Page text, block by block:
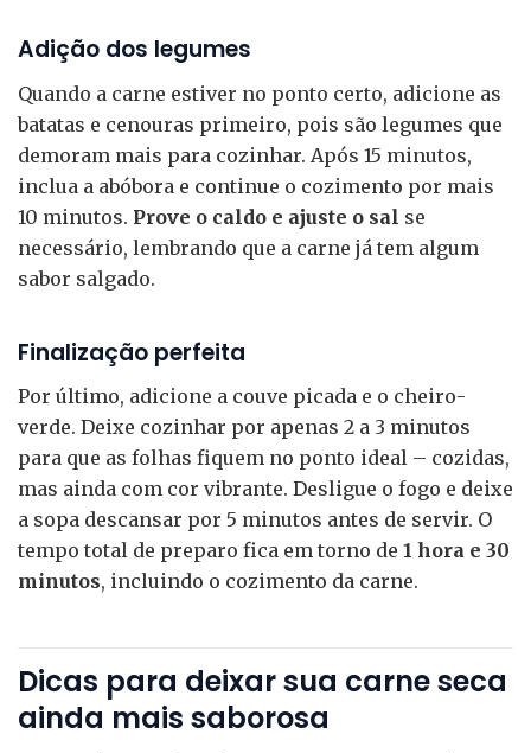
Adição dos legumes
Quando a carne estiver no ponto certo, adicione as
batatas e cenouras primeiro, pois são legumes que
demoram mais para cozinhar. Após 15 minutos,
inclua a abóbora e continue o cozimento por mais
10 minutos. Prove o caldo e ajuste o sal se
necessário, lembrando que a carne já tem algum
sabor salgado.
Finalização perfeita
Por último, adicione a couve picada e o cheiro-
verde. Deixe cozinhar por apenas 2 a 3 minutos
para que as folhas fiquem no ponto ideal – cozidas,
mas ainda com cor vibrante. Desligue o fogo e deixe
a sopa descansar por 5 minutos antes de servir. O
tempo total de preparo fica em torno de 1 hora e 30
minutos, incluindo o cozimento da carne.
Dicas para deixar sua carne seca
ainda mais saborosa